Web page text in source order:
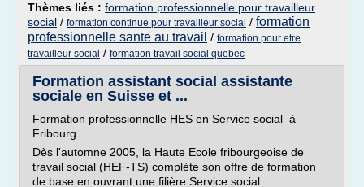
Thèmes liés : formation professionnelle pour travailleur
social / formation continue pour travailleur social / formation
professionnelle sante au travail / formation pour etre
travailleur social / formation travail social quebec
Formation assistant social assistante
sociale en Suisse et ...
Formation professionnelle HES en Service social à
Fribourg.
Dès l'automne 2005, la Haute Ecole fribourgeoise de
travail social (HEF-TS) complète son offre de formation
de base en ouvrant une filière Service social.